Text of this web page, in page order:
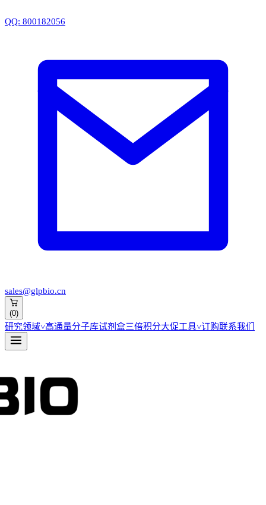
QQ: 800182056
sales@glpbio.cn
(0)
研究领域˅高通量分子库试剂盒三倍积分大促工具˅订购联系我们